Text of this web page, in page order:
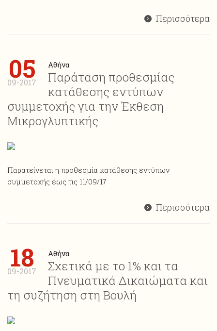
Περισσότερα
05
09-2017
Αθήνα
Παράταση προθεσμίας
κατάθεσης εντύπων
συμμετοχής για την Έκθεση
Μικρογλυπτικής
Παρατείνεται η προθεσμία κατάθεσης εντύπων
συμμετοχής έως τις 11/09/17
Περισσότερα
18
09-2017
Αθήνα
Σχετικά με το 1% και τα
Πνευματικά Δικαιώματα και
τη συζήτηση στη Βουλή